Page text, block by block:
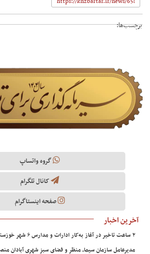
برچسب‌ها:
گروه واتساپ
کانال تلگرام
صفحه اینستاگرام
آخرین اخبار
۲ ساعت تاخیر در آغاز به‌کار ادارات و مدارس ۶ شهر خوزستان
مدیرعامل سازمان سیما، منظر و فضای سبز شهری آبادان